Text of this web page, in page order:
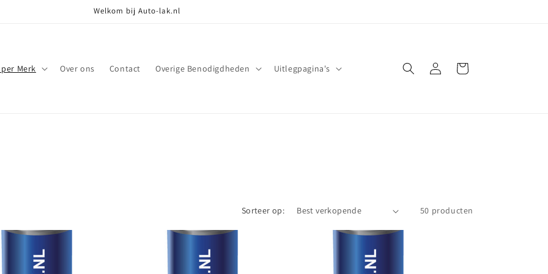
Welkom bij Auto-lak.nl
Merk Over ons Contact Overige Benodigdheden Uitlegpagina's InloggenWinkelwagen
Sorteer op: 50 producten